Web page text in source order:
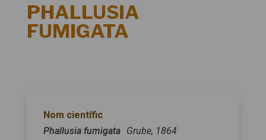
PHALLUSIA
FUMIGATA
Nom científic
Phallusia fumigata Grube, 1864